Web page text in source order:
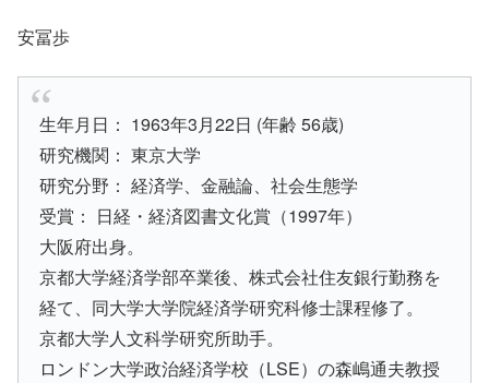
安冨歩
生年月日： 1963年3月22日 (年齢 56歳)
研究機関： 東京大学
研究分野： 経済学、金融論、社会生態学
受賞： 日経・経済図書文化賞（1997年）
大阪府出身。
京都大学経済学部卒業後、株式会社住友銀行勤務を
経て、同大学大学院経済学研究科修士課程修了。
京都大学人文科学研究所助手。
ロンドン大学政治経済学校（LSE）の森嶋通夫教授